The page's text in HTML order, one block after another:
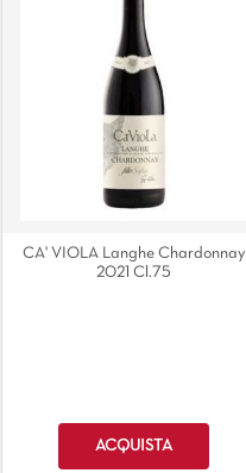
CA' VIOLA Langhe Chardonnay
2021 Cl.75
Quantità
ACQUISTA